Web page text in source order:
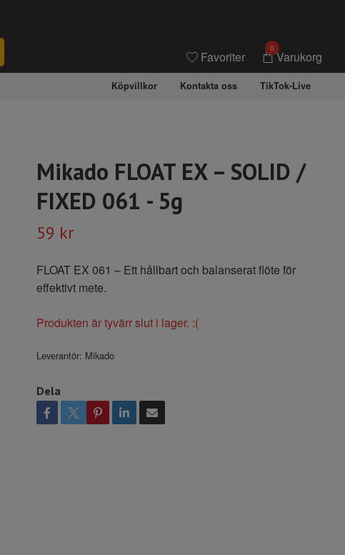
Favoriter
0
Varukorg
Köpvillkor Kontakta oss TikTok-Live
Mikado FLOAT EX – SOLID /
FIXED 061 - 5g
59 kr
FLOAT EX 061 – Ett hållbart och balanserat flöte för
effektivt mete.
Produkten är tyvärr slut i lager. :(
Leverantör: Mikado
Dela